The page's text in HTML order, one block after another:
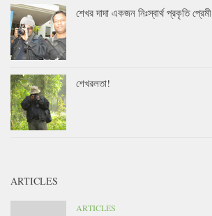
শেখর দাদা একজন নিঃস্বার্থ প্রকৃতি প্রেমী
শেখরলতা!
ARTICLES
ARTICLES